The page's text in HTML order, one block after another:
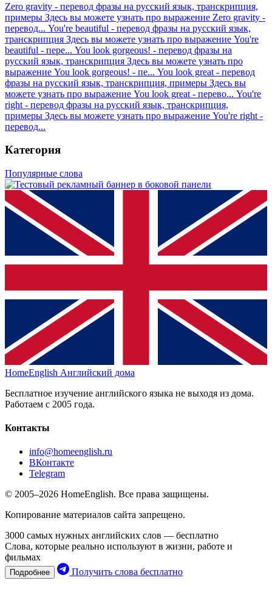
Zero gravity - перевод фразы на русский язык, транскрипция,
примеры Здесь вы можете узнать про выражение Zero gravity -
перевод... You're beautiful - перевод фразы на русский язык,
транскрипция Здесь вы можете узнать про выражение You're
beautiful - пере... You look gorgeous! - перевод фразы на
русский язык, транскрипция Здесь вы можете узнать про
выражение You look gorgeous! - пе... You look great - перевод
фразы на русский язык, транскрипция, примеры Здесь вы
можете узнать про выражение You look great - перево... You're
right - перевод фразы на русский язык, транскрипция,
примеры Здесь вы можете узнать про выражение You're right -
перевод...
Категория
Популярные слова
HomeEnglish Английский дома
Бесплатное изучение английского языка не выходя из дома.
Работаем с 2005 года.
Контакты
info@homeenglish.ru
ВКонтакте
Telegram
© 2005–2026 HomeEnglish. Все права защищены.
Копирование материалов сайта запрещено.
3000 самых нужных английских слов — бесплатно
Слова, которые реально используют в жизни, работе и
фильмах
Подробнее Получить слова бесплатно